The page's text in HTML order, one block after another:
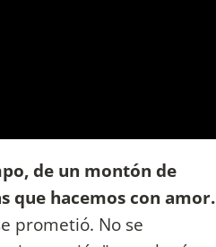
de un montón de
que hacemos con amor.
prometió. No se